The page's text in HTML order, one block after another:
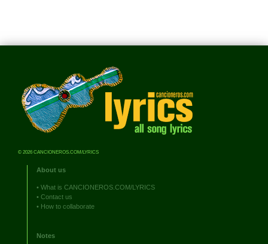
© 2026 CANCIONEROS.COM/LYRICS
About us
• What is CANCIONEROS.COM/LYRICS
• Contact us
• How to collaborate
Notes